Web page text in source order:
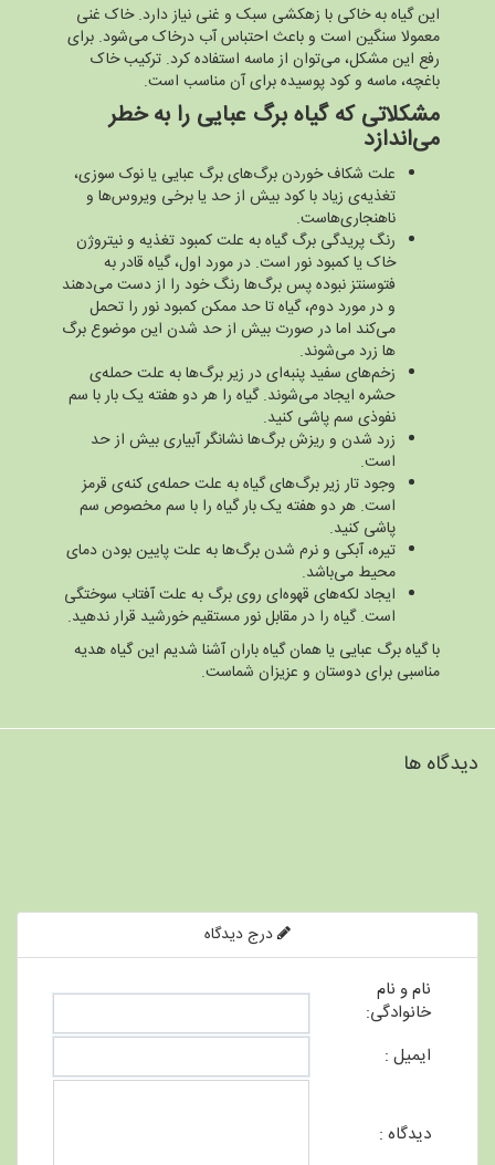
این گیاه به خاکی با زهکشی سبک و غنی نیاز دارد. خاک غنی
معمولا سنگین است و باعث احتباس آب درخاک می‌شود‌. برای
رفع این مشکل، می‌توان از ماسه استفاده کرد. ترکیب خاک
باغچه، ماسه و کود پوسیده برای آن مناسب است.
مشکلاتی که گیاه برگ عبایی را به خطر
می‌اندازد
علت شکاف خوردن برگ‌های برگ عبایی یا نوک سوزی،
تغذیه‌ی زیاد با کود بیش از حد یا برخی ویروس‌ها و
ناهنجاری‌هاست.
رنگ پریدگی برگ گیاه به علت کمبود تغذیه و نیتروژن
خاک یا کمبود نور است. در مورد اول، گیاه قادر به
فتوسنتز نبوده پس برگ‌ها رنگ خود را از دست می‌دهند
و در مورد دوم، گیاه تا حد ممکن کمبود نور را تحمل
می‌کند اما در صورت بیش از حد شدن این موضوع برگ
ها زرد می‌شوند.
زخم‌های سفید پنبه‌ای در زیر برگ‌ها به علت حمله‌ی
حشره ایجاد می‌شوند. گیاه را هر دو هفته یک بار با سم
نفوذی سم پاشی کنید.
زرد شدن و ریزش برگ‌ها نشانگر آبیاری بیش از حد
است.
وجود تار زیر برگ‌های گیاه به علت حمله‌ی کنه‌ی قرمز
است. هر دو هفته یک بار گیاه را با سم مخصوص سم
پاشی کنید.
تیره، آبکی و نرم شدن برگ‌ها به علت پایین بودن دمای
محیط می‌باشد.
ایجاد لکه‌های قهوه‌ای روی برگ به علت آفتاب سوختگی
است. گیاه را در مقابل نور مستقیم خورشید قرار ندهید.
با گیاه برگ عبایی یا همان گیاه باران آشنا شدیم این گیاه هدیه
مناسبی برای دوستان و عزیزان شماست.
دیدگاه ها
درج دیدگاه
نام و نام
خانوادگی:
ایمیل :
دیدگاه :